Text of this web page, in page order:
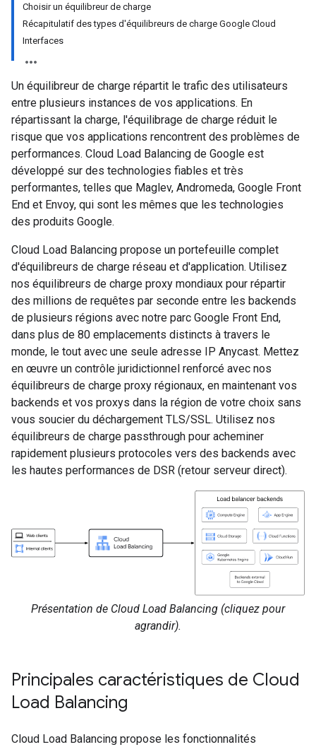
Choisir un équilibreur de charge
Récapitulatif des types d'équilibreurs de charge Google Cloud
Interfaces
Un équilibreur de charge répartit le trafic des utilisateurs
entre plusieurs instances de vos applications. En
répartissant la charge, l'équilibrage de charge réduit le
risque que vos applications rencontrent des problèmes de
performances. Cloud Load Balancing de Google est
développé sur des technologies fiables et très
performantes, telles que Maglev, Andromeda, Google Front
End et Envoy, qui sont les mêmes que les technologies
des produits Google.
Cloud Load Balancing propose un portefeuille complet
d'équilibreurs de charge réseau et d'application. Utilisez
nos équilibreurs de charge proxy mondiaux pour répartir
des millions de requêtes par seconde entre les backends
de plusieurs régions avec notre parc Google Front End,
dans plus de 80 emplacements distincts à travers le
monde, le tout avec une seule adresse IP Anycast. Mettez
en œuvre un contrôle juridictionnel renforcé avec nos
équilibreurs de charge proxy régionaux, en maintenant vos
backends et vos proxys dans la région de votre choix sans
vous soucier du déchargement TLS/SSL. Utilisez nos
équilibreurs de charge passthrough pour acheminer
rapidement plusieurs protocoles vers des backends avec
les hautes performances de DSR (retour serveur direct).
Présentation de Cloud Load Balancing (cliquez pour
agrandir).
Principales caractéristiques de Cloud
Load Balancing
Cloud Load Balancing propose les fonctionnalités